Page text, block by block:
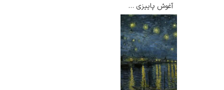
پل سزان
آغوش پاییزی – لئونید آفرمو